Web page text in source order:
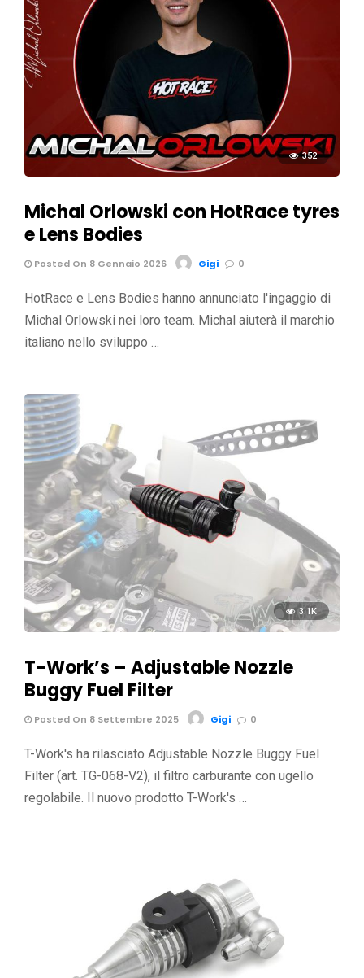
352
Michal Orlowski con HotRace tyres
e Lens Bodies
Posted On 8 Gennaio 2026 Gigi 0
HotRace e Lens Bodies hanno annunciato l'ingaggio di
Michal Orlowski nei loro team. Michal aiuterà il marchio
italiano nello sviluppo …
3.1K
T-Work’s – Adjustable Nozzle
Buggy Fuel Filter
Posted On 8 Settembre 2025 Gigi 0
T-Work's ha rilasciato Adjustable Nozzle Buggy Fuel
Filter (art. TG-068-V2), il filtro carburante con ugello
regolabile. Il nuovo prodotto T-Work's …